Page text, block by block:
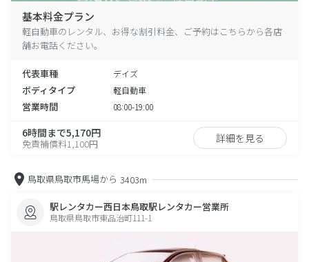
基本料金プラン
軽自動車のレンタル、お得な割引料金、ご予約はこちらから各店
舗お電話ください。
代表車種 デイズ
ボディタイプ 軽自動車
営業時間 08:00-19:00
6時間まで5,170円
免責補償料1,100円 詳細を見る
鳥取県鳥取市馬場から 3403m
駅レンタカー西日本鳥取駅レンタカー営業所
鳥取県鳥取市東品治町111-1